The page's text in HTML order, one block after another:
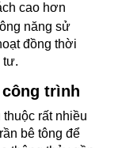
cao hơn
năng sử
đồng thời
tư.
trình
rất nhiều
bê tông để